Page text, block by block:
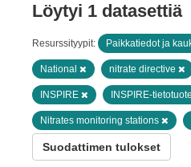
Löytyi 1 datasettiä
Resurssityypit: Paikkatiedot ja
National nitrate directive
INSPIRE INSPIRE-tietotuote
Nitrates monitoring stations
Suodattimen tulokset